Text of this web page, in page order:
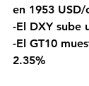
en 1953 USD/
-El DXY sube
-El GT10
2.35%